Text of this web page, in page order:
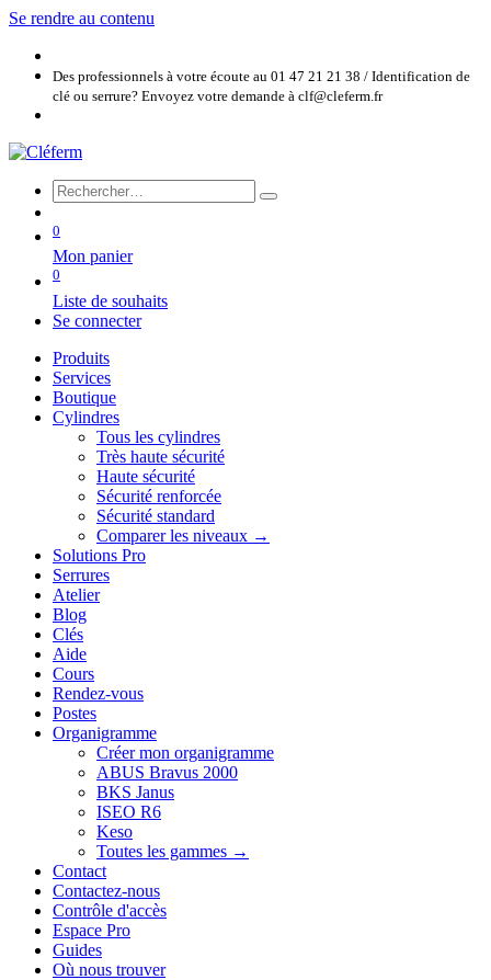
Se rendre au contenu
Des professionnels à votre écoute au 01 47 21 21 38 / Identification de
clé ou serrure? Envoyez votre demande à clf@cleferm.fr
0
Mon panier
0
Liste de souhaits
Se connecter
Produits
Services
Boutique
Cylindres
Tous les cylindres
Très haute sécurité
Haute sécurité
Sécurité renforcée
Sécurité standard
Comparer les niveaux →
Solutions Pro
Serrures
Atelier
Blog
Clés
Aide
Cours
Rendez-vous
Postes
Organigramme
Créer mon organigramme
ABUS Bravus 2000
BKS Janus
ISEO R6
Keso
Toutes les gammes →
Contact
Contactez-nous
Contrôle d'accès
Espace Pro
Guides
Où nous trouver